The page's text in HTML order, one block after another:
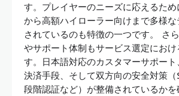
す。プレイヤーのニーズに応えるため
から高額ハイローラー向けまで多様
されているのも特徴の一つです。 さ
やサポート体制もサービス選定にお
す。日本語対応のカスタマーサポー
決済手段、そして双方向の安全対策（
段階認証など）が整備されているかを